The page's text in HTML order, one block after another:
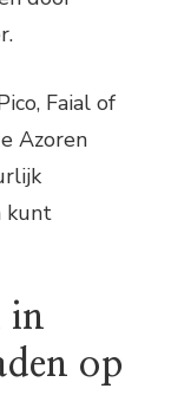
Faial of
Azoren
kunt
in
op